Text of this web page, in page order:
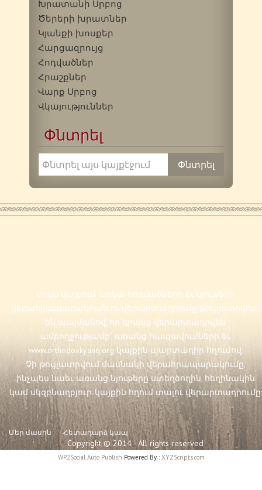
Խրատանի Սրբոց
Ծերերի խրատներ
Կյանքի խոսքեր
Հարցազրույց
Հոդվածներ
Հրաշքներ
Վարք Սրբոց
Վկայություններ
Փնտրել
Սույն կայքում առկա հոդվածների եւ նյութերի
վերահրապարակումն ու վերարտադրումը թույլատրվում
են պայմանով, որ դրանք վերարտադրվեն
ամբողջությամբ` առանց հապավումների եւ
www.orthodoxkyanq.org կայքին պարտադիր հղումով:
Չի թույլատրվում մասնակի վերահրապարակումը,
ինչպես նաեւ առանց նյութերը ստեղծողին, հեղինակին
կամ սկզբնաղբյուր-կայքին հղում տալու վերարտադրումը:
Մեր մասին Հետադարձ կապ
Copyright © 2014 - All rights reserved
WP2Social Auto Publish Powered By :XYZScripts.com